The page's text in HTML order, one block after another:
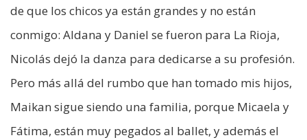
de que los chicos ya están grandes y no están
conmigo: Aldana y Daniel se fueron para La Rioja,
Nicolás dejó la danza para dedicarse a su profesión.
Pero más allá del rumbo que han tomado mis hijos,
Maikan sigue siendo una familia, porque Micaela y
Fátima, están muy pegados al ballet, y además el